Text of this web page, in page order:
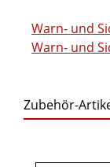
Warn- und
Warn- und
Zubehör-